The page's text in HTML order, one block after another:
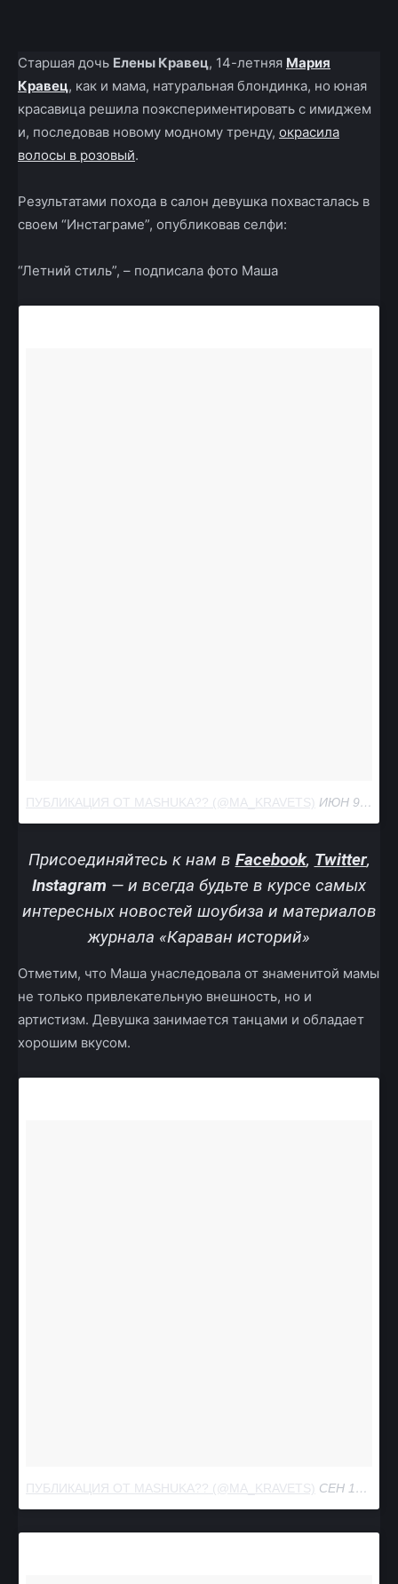
Старшая дочь Елены Кравец, 14-летняя Мария
Кравец, как и мама, натуральная блондинка, но юная
красавица решила поэкспериментировать с имиджем
и, последовав новому модному тренду, окрасила
волосы в розовый.
Результатами похода в салон девушка похвасталась в
своем “Инстаграме”, опубликовав селфи:
“Летний стиль”, – подписала фото Маша
ПУБЛИКАЦИЯ ОТ MASHUKA?‍? (@MA_KRAVETS) ИЮН 9 2017 В 10:13 PDT
Присоединяйтесь к нам в Facebook, Twitter,
Instagram — и всегда будьте в курсе самых
интересных новостей шоубиза и материалов
журнала «Караван историй»
Отметим, что Маша унаследовала от знаменитой мамы
не только привлекательную внешность, но и
артистизм. Девушка занимается танцами и обладает
хорошим вкусом.
ПУБЛИКАЦИЯ ОТ MASHUKA?‍? (@MA_KRAVETS) СЕН 14 2016 В 9:13 PDT